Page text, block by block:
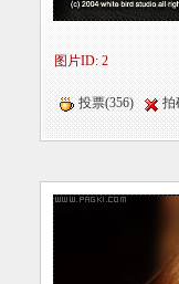
图片ID: 2
投票(356) 拍